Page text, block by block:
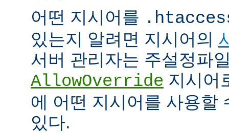
어떤 지시어를
있는지 알려면 지시어의
서버 관리자는 주설정파
AllowOverride 지시어
에 어떤 지시어를 사용할
있다.